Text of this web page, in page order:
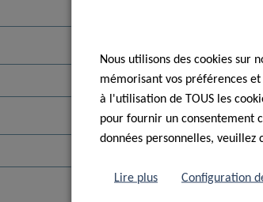
Rue
Nous utilisons des cookies sur
mémorisant vos préférences
à l'utilisation de TOUS les
pour fournir un consentement
données personnelles, veuillez
Lire plus Configuration